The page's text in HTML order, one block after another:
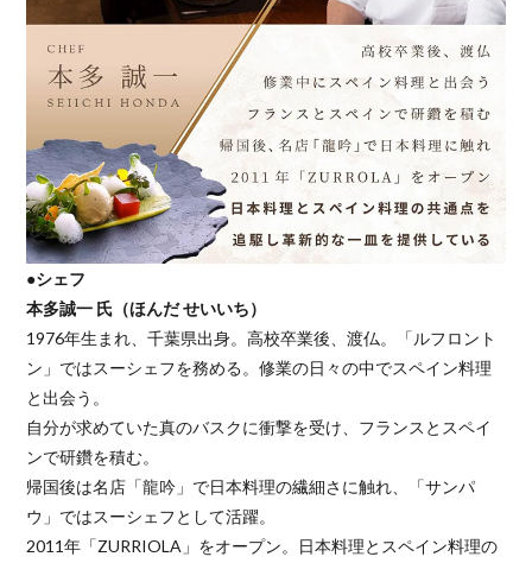
●シェフ
本多誠一 氏（ほんだ せいいち）
1976年生まれ、千葉県出身。高校卒業後、渡仏。「ルフロント
ン」ではスーシェフを務める。修業の日々の中でスペイン料理
と出会う。
自分が求めていた真のバスクに衝撃を受け、フランスとスペイ
ンで研鑽を積む。
帰国後は名店「龍吟」で日本料理の繊細さに触れ、「サンパ
ウ」ではスーシェフとして活躍。
2011年「ZURRIOLA」をオープン。日本料理とスペイン料理の